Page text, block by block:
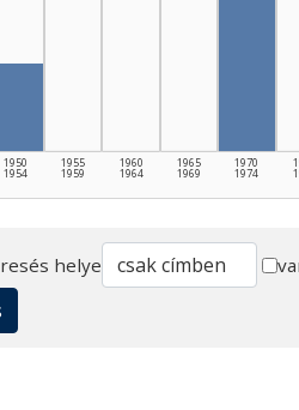
1950
1954
1955
1959
1960
1964
1965
1969
1970
1974
helye